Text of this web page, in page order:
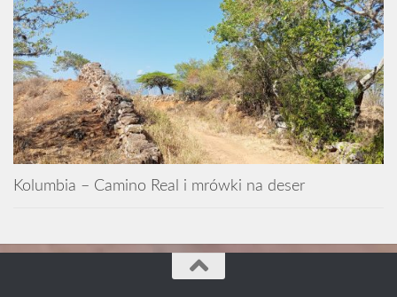
Kolumbia – Camino Real i mrówki na deser